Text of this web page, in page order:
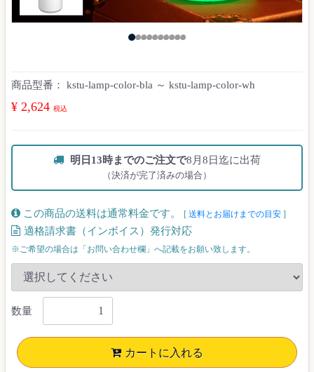
商品型番： kstu-lamp-color-bla ～ kstu-lamp-color-wh
¥ 2,624 税込
明日13時までのご注文で8月8日迄に出荷
（決済が完了済みの場合）
この商品の送料は通常料金です。 [ 送料とお届けまでの目安 ]
適格請求書（インボイス）発行対応
※ご希望の場合は「お問い合わせ欄」へ記載をお願い致します。
数量
カートに入れる